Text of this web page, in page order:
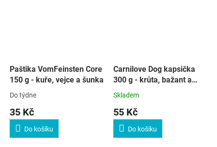
Paštika VomFeinsten Core
150 g - kuře, vejce a šunka
Do týdne
35 Kč
Do košíku
Carnilove Dog kapsička
300 g - krůta, bažant a
listy maliníku
Skladem
55 Kč
Do košíku